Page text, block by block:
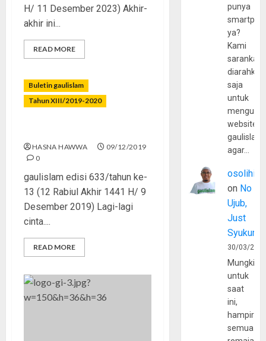
H/ 11 Desember 2023) Akhir-
akhir ini...
READ MORE
Buletin gaulislam
Tahun XIII/2019-2020
HASNA HAWWA
09/12/2019
0
gaulislam edisi 633/tahun ke-
13 (12 Rabiul Akhir 1441 H/ 9
Desember 2019) Lagi-lagi
cinta....
READ MORE
punya
ya?
Kami
sarankan,
diarahkan
saja
untuk
website
agar…
osolihin
on No
Ujub,
Just
Syukur
30/03/
Mungkin
untuk
saat
ini,
hampir
semua